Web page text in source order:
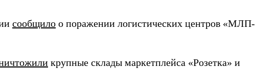
сообщило о поражении логистических центров «МЛП-
крупные склады маркетплейса «Розетка» и